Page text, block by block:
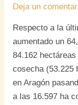
Deja un
Respecto a la
aumentado un
84.162
cosecha (53.225
en Aragón
a las 16.597 ha